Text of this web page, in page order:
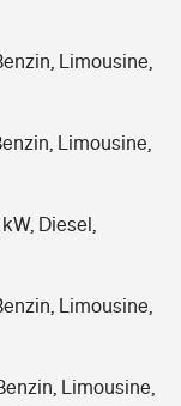
Limousine,
Limousine,
Diesel,
Limousine,
Limousine,